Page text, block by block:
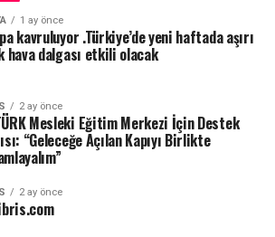
1 ay önce
kavruluyor .Türkiye’de yeni haftada aşırı
hava dalgası etkili olacak
2 ay önce
Mesleki Eğitim Merkezi İçin Destek
“Geleceğe Açılan Kapıyı Birlikte
2 ay önce